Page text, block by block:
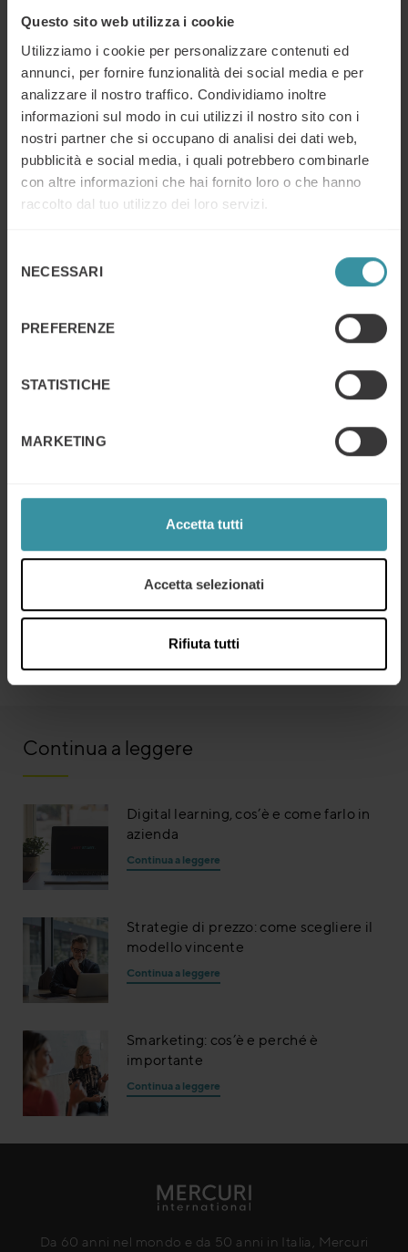
Questo sito web utilizza i cookie
Utilizziamo i cookie per personalizzare contenuti ed
annunci, per fornire funzionalità dei social media e per
analizzare il nostro traffico. Condividiamo inoltre
informazioni sul modo in cui utilizzi il nostro sito con i
nostri partner che si occupano di analisi dei dati web,
pubblicità e social media, i quali potrebbero combinarle
con altre informazioni che hai fornito loro o che hanno
raccolto dal tuo utilizzo dei loro servizi.
delNECESSARI
PREFERENZE
STATISTICHE
MARKETING
Accetta tutti
Accetta selezionati
Rifiuta tutti
migliori” o “più economico” non sono rilevanti. D’altra
parte, dati, statistiche e Case Study (casi basati sui fatti
che dimostrano il valore aggiunto della vostra proposta),
possono aiutare a tracciare la linea di confine tra il vostro
prodotto e il resto del mercato.
3. Illustrate per rendere memorabile
viene ricordata. Quindi è necessario renderla
Utilizzate le immagini per facilitare un richiamo nella
mente del cliente. Le immagini di un prodotto
parole ad essa associate sono state cancellate.
Create strumenti di supporto che rimangono in mente
facilmente: grafici, infografiche, immagini e titoli
illustrativi, per evidenziare i punti di forza e la
“value proposition” in questo modo ne aumenta la
potenza e l’impatto.
La parte migliore di questi tre punti è che non richiedono
alcun cambiamento nelle caratteristiche del prodotto.
coinvolgere il marketing. La ‘value proposition’ può
essere resa più potente semplicemente rielaborandola e
Torniamo alla “Spark Contest” citata all’inizio. Quale
Continua a leggere
Digital learning, cos’è e come farlo in
azienda
Continua a leggere
Strategie di prezzo: come scegliere il
modello vincente
Continua a leggere
Smarketing: cos’è e perché è
importante
Continua a leggere
Da 60 anni nel mondo e da 50 anni in Italia, Mercuri